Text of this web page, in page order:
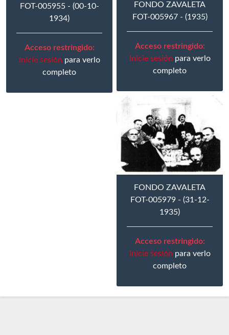
FOT-005955 - (00-10-
1934)
Acceso restringido:
Inicie sesión para verlo
completo
FONDO ZAVALETA
FOT-005967 - (1935)
Acceso restringido:
Inicie sesión para verlo
completo
FONDO ZAVALETA
FOT-005979 - (31-12-
1935)
Acceso restringido:
Inicie sesión para verlo
completo